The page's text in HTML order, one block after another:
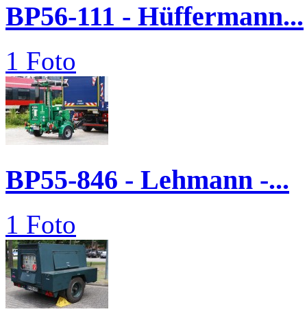
BP56-111 - Hüffermann...
1 Foto
BP55-846 - Lehmann -...
1 Foto